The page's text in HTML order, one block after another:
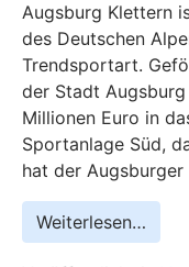
Augsburg Klettern
des Deutschen
Trendsportart.
der Stadt
Millionen Euro in
Sportanlage Süd,
hat der
Weiterlesen…